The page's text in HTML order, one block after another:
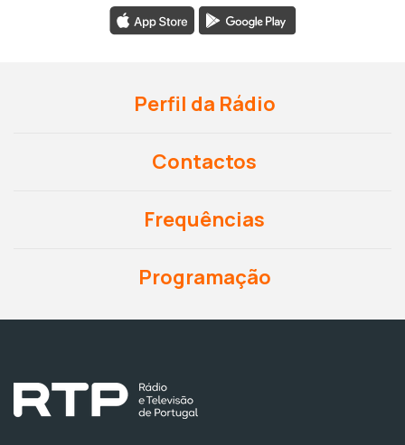
Perfil da Rádio
Contactos
Frequências
Programação